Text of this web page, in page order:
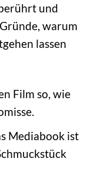
und
warum
lassen
Film so, wie
Mediabook ist